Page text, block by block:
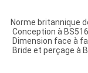
Norme britannique
Conception à
Dimension face à
Bride et perçage à